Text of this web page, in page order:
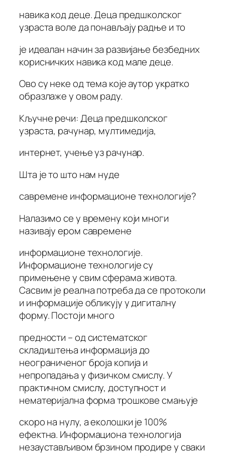
навика код деце. Деца предшколског
узраста воле да понављају радње и то
је идеалан начин за развијање безбедних
корисничких навика код мале деце.
Ово су неке од тема које аутор укратко
образлаже у овом раду.
Кључне речи: Деца предшколског
узраста, рачунар, мултимедија,
интернет, учење уз рачунар.
Шта је то што нам нуде
савремене информационе технологије?
Налазимо се у времену који многи
називају ером савремене
информационе технологије.
Информационе технологије су
примењене у свим сферама живота.
Сасвим је реална потреба да се протоколи
и информације обликују у дигиталну
форму. Постоји много
предности – од систематског
складиштења информација до
неограниченог броја копија и
непропадања у физичком смислу. У
практичном смислу, доступност и
нематеријална форма трошкове смањује
скоро на нулу, а еколошки је 100%
ефектна. Информациона технологија
незаустављивом брзином продире у сваки